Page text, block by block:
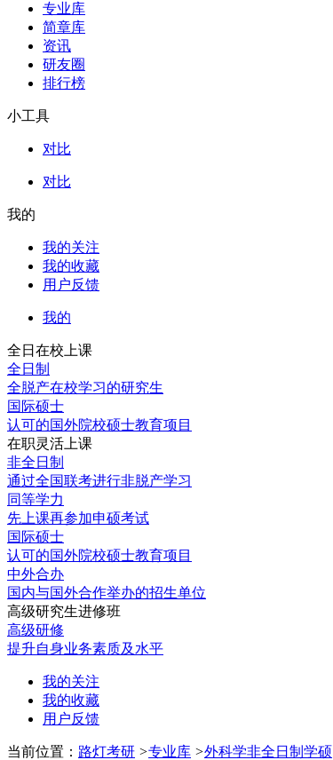
专业库
简章库
资讯
研友圈
排行榜
小工具
对比
对比
我的
我的关注
我的收藏
用户反馈
我的
全日在校上课
全日制
全脱产在校学习的研究生
国际硕士
认可的国外院校硕士教育项目
在职灵活上课
非全日制
通过全国联考进行非脱产学习
同等学力
先上课再参加申硕考试
国际硕士
认可的国外院校硕士教育项目
中外合办
国内与国外合作举办的招生单位
高级研究生进修班
高级研修
提升自身业务素质及水平
我的关注
我的收藏
用户反馈
当前位置： 路灯考研 >专业库 >外科学非全日制学硕